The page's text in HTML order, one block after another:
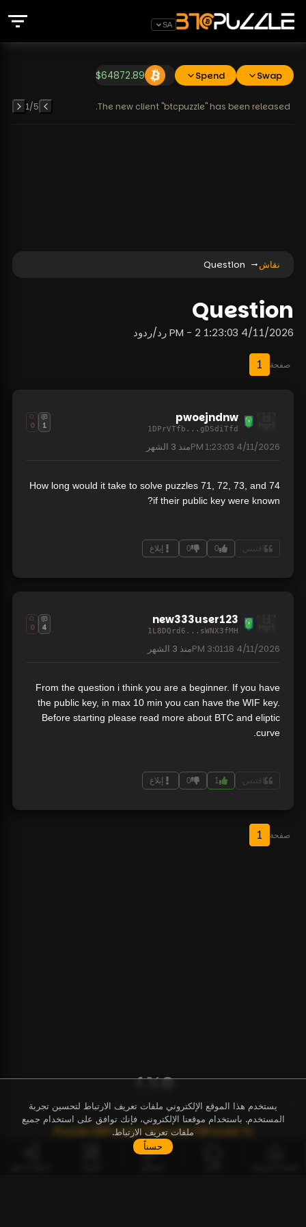
SA
Swap
Spend
$64872.89
The new client "btcpuzzle" has been released.
1/5
نقاش Question
Question
4/11/2026 1:23:03 PM - 2 رد/ردود
صفحة 1
pwoejndnw
1DPrVTfb...gDSdiTfd
1
0
4/11/2026 1:23:03 PM منذ 3 الشهر
How long would it take to solve puzzles 71, 72, 73, and 74
if their public key were known?
اقتبس 0
0 إبلاغ
new333user123
1L8DQrd6...sWNX3fMH
4
0
4/11/2026 3:01:18 PM منذ 3 الشهر
From the question i think you are a beginner. If you have
the public key, in max 10 min you can have the WIF key.
Before starting please read more about BTC and eliptic
curve.
اقتبس 1
0 إبلاغ
صفحة 1
Puzzle72
Puzzle73
يستخدم هذا الموقع الإلكتروني ملفات تعريف الارتباط لتحسين تجربة
المستخدم. باستخدام موقعنا الإلكتروني، فإنك توافق على استخدام جميع
ملفات تعريف الارتباط.
حسناً